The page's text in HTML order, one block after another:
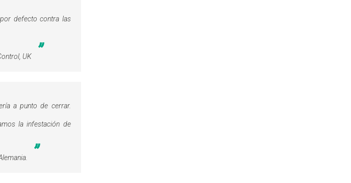
defecto contra las
UK
a punto de cerrar.
la infestación de